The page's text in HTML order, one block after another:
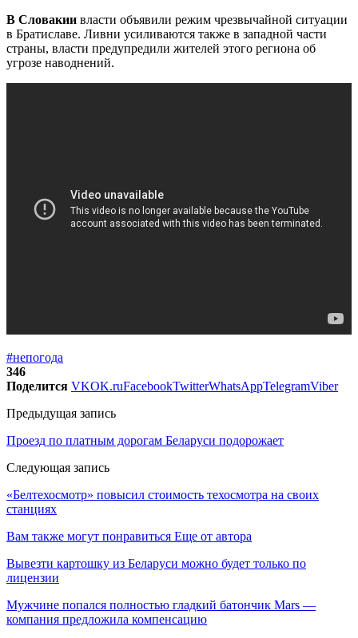
В Словакии власти объявили режим чрезвычайной ситуации
в Братиславе. Ливни усиливаются также в западной части
страны, власти предупредили жителей этого региона об
угрозе наводнений.
#непогода
346
Поделится VKOK.ruFacebookTwitterWhatsAppTelegramViber
Предыдущая запись
Проезд по платным дорогам Беларуси подорожает
Следующая запись
«Белтехосмотр» повысил стоимость техосмотра на своих
станциях
Вам также могут понравиться Еще от автора
Вывезти картошку из Беларуси можно будет только по
лицензии
Мужчине попался полностью гладкий батончик Mars —
компания предложила компенсацию